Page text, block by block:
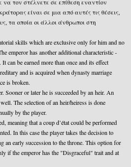
να τον στέλνετε σε επίθεση εναντίον
είναι σε μια από αυτές τις θέσεις,
τα οποία οι άλλοι άνθρωποι στη
skills which are exclusive only for him and no
emperor has another additional characteristic -
can be earned more than once and its effect
and is acquired when dynasty marriage
is broken.
Sooner or later he is succeeded by an heir. An
The selection of an heir/heiress is done
by the player.
meaning that a coup d’état could be performed
In this case the player takes the decision to
an early succession to the throne. This option for
if the emperor has the "Disgraceful" trait and at